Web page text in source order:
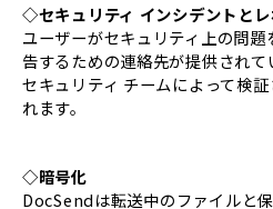
◇セキュリティ インシデントと
ユーザーがセキュリティ上の問
告するための連絡先が提供され
セキュリティ チームによって検
れます。
◇暗号化
DocSendは転送中のファイルと